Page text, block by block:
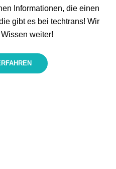
Informationen, die einen
gibt es bei techtrans! Wir
weiter!